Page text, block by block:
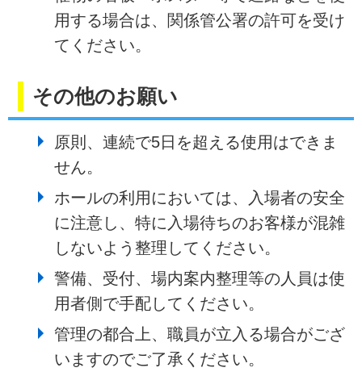
用する場合は、関係管公署の許可を受け
てください。
その他のお願い
原則、連続で5日を超える使用はできま
せん。
ホールの利用においては、入場者の安全
に注意し、特に入場待ちのお客様が混雑
しないよう整理してください。
警備、受付、場内案内整理等の人員は使
用者側で手配してください。
管理の都合上、職員が立入る場合がござ
いますのでご了承ください。